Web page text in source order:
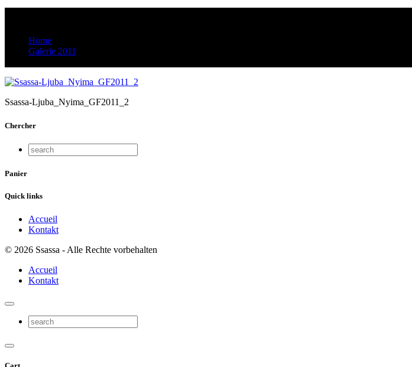
Home
Galerie 2011
Ssassa-Ljuba_Nyima_GF2011_2
Chercher
Panier
Quick links
Accueil
Kontakt
© 2026 Ssassa - Alle Rechte vorbehalten
Accueil
Kontakt